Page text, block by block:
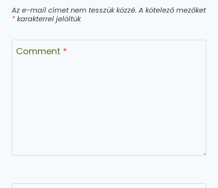
Az e-mail címet nem tesszük közzé. A kötelező mezőket
* karakterrel jelöltük
Comment *